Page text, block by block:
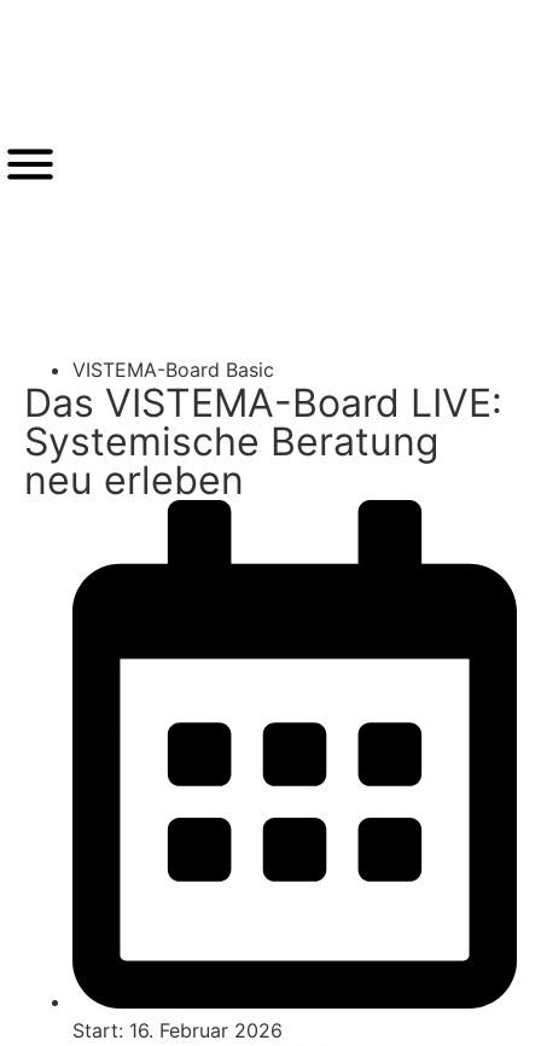
VISTEMA-Board Basic
Das VISTEMA-Board LIVE:
Systemische Beratung
neu erleben
Start: 16. Februar 2026